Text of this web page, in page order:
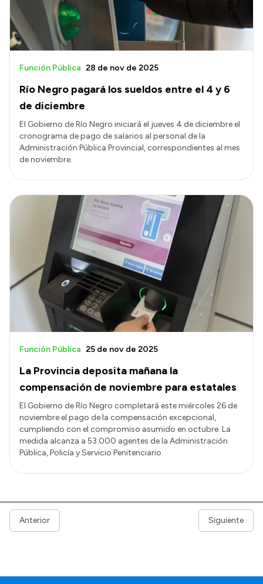
Río Negro pagará los sueldos entre el 4 y 6
de diciembre
Función Pública 28 de nov de 2025
El Gobierno de Río Negro iniciará el jueves 4 de diciembre el
cronograma de pago de salarios al personal de la
Administración Pública Provincial, correspondientes al mes
de noviembre.
La Provincia deposita mañana la
compensación de noviembre para estatales
Función Pública 25 de nov de 2025
El Gobierno de Río Negro completará este miércoles 26 de
noviembre el pago de la compensación excepcional,
cumpliendo con el compromiso asumido en octubre. La
medida alcanza a 53.000 agentes de la Administración
Pública, Policía y Servicio Penitenciario.
Anterior Siguiente